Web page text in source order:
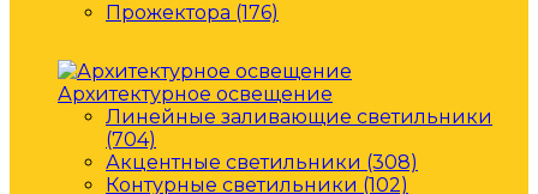
Прожектора (176)
Архитектурное освещение
Линейные заливающие светильники
(704)
Акцентные светильники (308)
Контурные светильники (102)